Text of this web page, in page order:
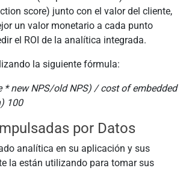
score) junto con el valor del cliente,
un valor monetario a cada punto
el ROI de la analítica integrada.
la siguiente fórmula:
* new NPS/old NPS) / cost of embedded
100
por Datos
analítica en su aplicación y sus
la están utilizando para tomar sus